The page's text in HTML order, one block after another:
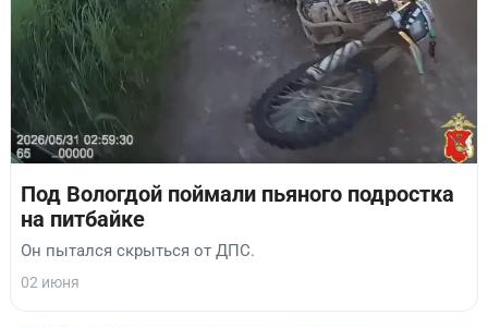
Под Вологдой поймали пьяного подростка
на питбайке
Он пытался скрыться от ДПС.
02 июня